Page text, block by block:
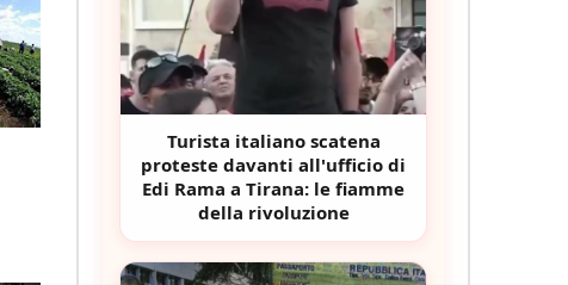
Turista italiano scatena
proteste davanti all'ufficio di
Edi Rama a Tirana: le fiamme
della rivoluzione